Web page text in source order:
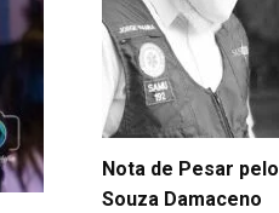
Nota de Pesar
Souza Damaceno